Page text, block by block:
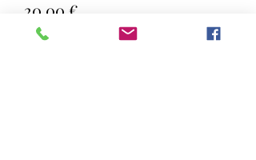
20,00 €
TVA Incluse zzgl. Versand